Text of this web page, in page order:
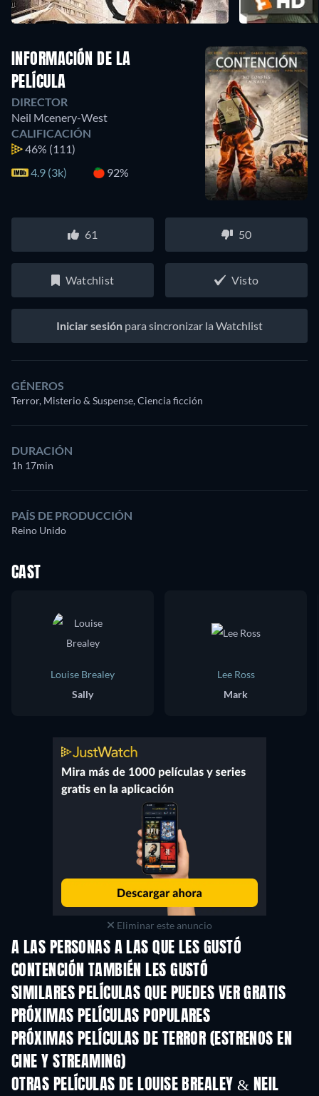
INFORMACIÓN DE LA
PELÍCULA
DIRECTOR
Neil Mcenery-West
CALIFICACIÓN
46% (111)
4.9 (3k)
92%
61 50
Watchlist Visto
Iniciar sesión para sincronizar la Watchlist
GÉNEROS
Terror, Misterio & Suspense, Ciencia ficción
DURACIÓN
1h 17min
PAÍS DE PRODUCCIÓN
Reino Unido
CAST
Louise Brealey
Sally
Lee Ross
Mark
Eliminar este anuncio
A LAS PERSONAS A LAS QUE LES GUSTÓ
CONTENCIÓN TAMBIÉN LES GUSTÓ
SIMILARES PELÍCULAS QUE PUEDES VER GRATIS
PRÓXIMAS PELÍCULAS POPULARES
PRÓXIMAS PELÍCULAS DE TERROR (ESTRENOS EN
CINE Y STREAMING)
OTRAS PELÍCULAS DE LOUISE BREALEY & NEIL